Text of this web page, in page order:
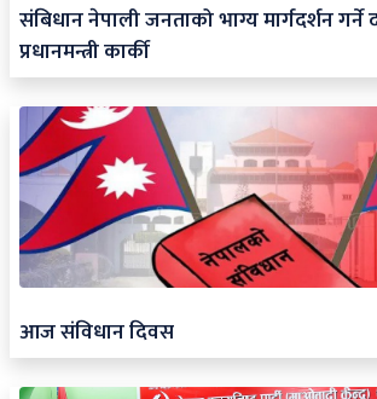
संबिधान नेपाली जनताको भाग्य मार्गदर्शन गर्ने
प्रधानमन्त्री कार्की
आज संविधान दिवस